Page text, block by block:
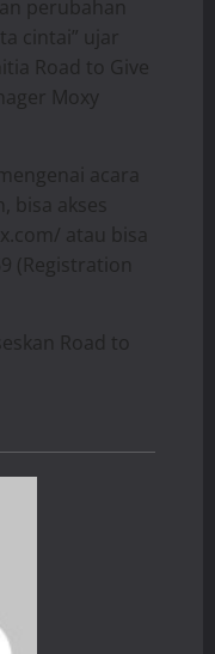
perubahan
cintai” ujar
Road to Give
Moxy
acara
bisa akses
atau bisa
(Registration
Road to